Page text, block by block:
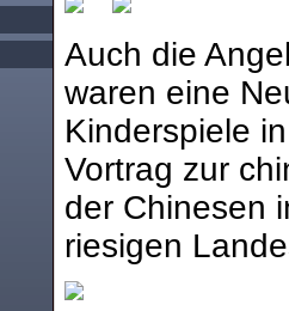
Auch die
waren eine
Kinderspiele
Vortrag zur
der Chinesen
riesigen